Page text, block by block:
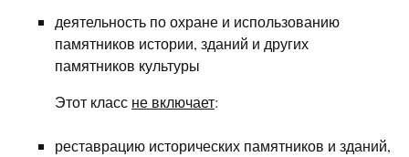
деятельность по охране и использованию
памятников истории, зданий и других
памятников культуры
Этот класс не включает:
реставрацию исторических памятников и зданий,